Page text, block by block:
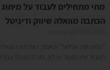
מתי מתחילים לעבוד על
הכתבה מוואלה שיווק ודיגיטל
"הלוגו יפה או לא?" האמת, זאת לא
מעביר את המסר או לא. ומה הכוונה?